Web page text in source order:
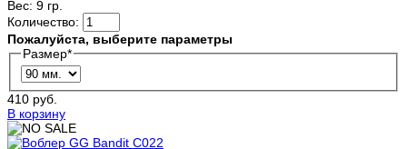
Вес: 9 гр.
Количество:
Пожалуйста, выберите параметры
Размер*
410 руб.
В корзину